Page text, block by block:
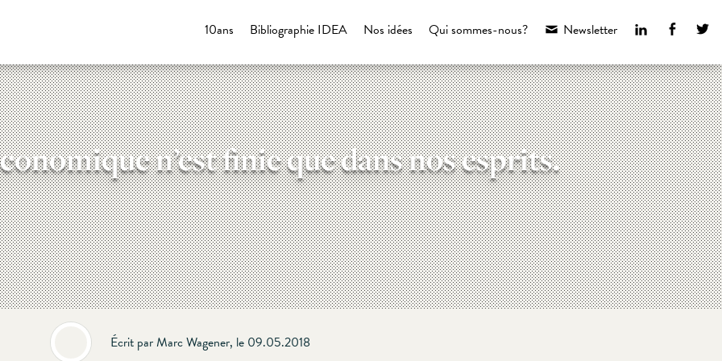
LinkedIn
Newsletter
Qui sommes-nous?
Nos idées
Bibliographie IDEA
10ans
n’est finie que dans nos esprits.
Écrit par Marc Wagener, le 09.05.2018